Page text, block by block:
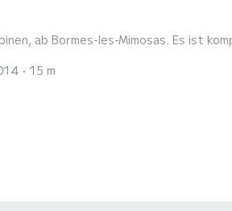
Es ist komplett ausgestattet. Im Jahr 2021
15 m